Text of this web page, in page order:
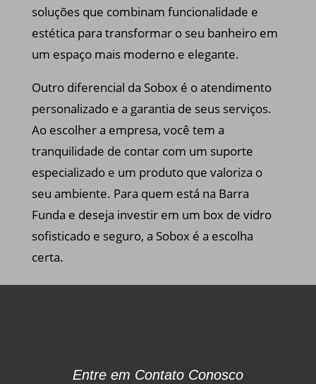
soluções que combinam funcionalidade e
estética para transformar o seu banheiro em
um espaço mais moderno e elegante.
Outro diferencial da Sobox é o atendimento
personalizado e a garantia de seus serviços.
Ao escolher a empresa, você tem a
tranquilidade de contar com um suporte
especializado e um produto que valoriza o
seu ambiente. Para quem está na Barra
Funda e deseja investir em um box de vidro
sofisticado e seguro, a Sobox é a escolha
certa.
Entre em Contato Conosco